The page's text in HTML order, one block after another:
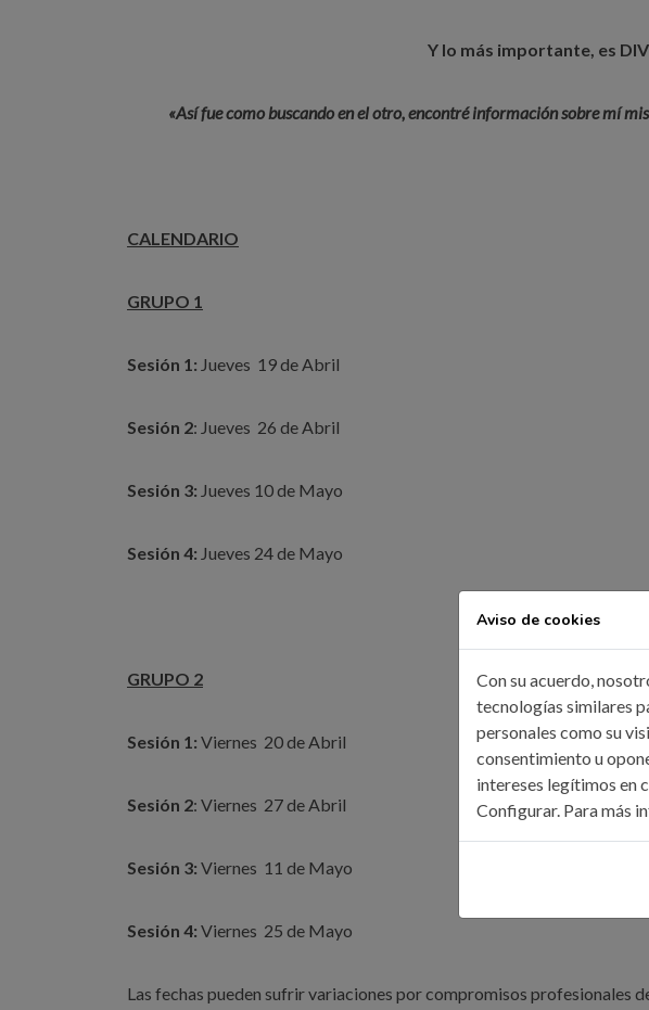
Y lo más importante, es
«Así fue como buscando en el otro, encontré información sobre mí
CALENDARIO
GRUPO 1
Sesión 1: Jueves 19 de Abril
Sesión 2: Jueves 26 de Abril
Sesión 3: Jueves 10 de Mayo
Sesión 4: Jueves 24 de Mayo
GRUPO 2
Sesión 1: Viernes 20 de Abril
Sesión 2: Viernes 27 de Abril
Sesión 3: Viernes 11 de Mayo
Sesión 4: Viernes 25 de Mayo
Las fechas pueden sufrir variaciones por compromisos profesionales
Aviso de cookies
Con su acuerdo,
tecnologías similares
personales como su
consentimiento u
intereses legítimos en
Configurar. Para más